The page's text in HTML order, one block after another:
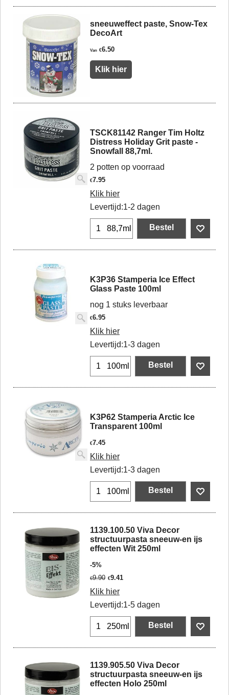
sneeuweffect paste, Snow-Tex
DecoArt
Van €6.50
Klik hier
TSCK81142 Ranger Tim Holtz
Distress Holiday Grit paste -
Snowfall 88,7ml.
2 potten op voorraad
€7.95
Klik hier
Levertijd:1-2 dagen
88,7ml Bestel
K3P36 Stamperia Ice Effect
Glass Paste 100ml
nog 1 stuks leverbaar
€6.95
Klik hier
Levertijd:1-3 dagen
100ml Bestel
K3P62 Stamperia Arctic Ice
Transparent 100ml
€7.45
Klik hier
Levertijd:1-3 dagen
100ml Bestel
1139.100.50 Viva Decor
structuurpasta sneeuw-en ijs
effecten Wit 250ml
-5%
€9.90 €9.41
Klik hier
Levertijd:1-5 dagen
250ml Bestel
1139.905.50 Viva Decor
structuurpasta sneeuw-en ijs
effecten Holo 250ml